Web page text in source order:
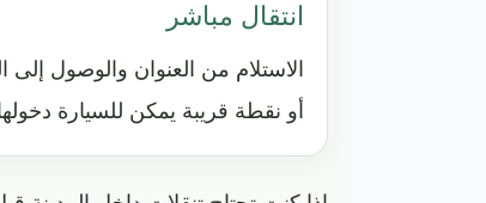
انتقال مباشر
الاستلام من العنوان والوصول إلى
أو نقطة قريبة يمكن للسيارة